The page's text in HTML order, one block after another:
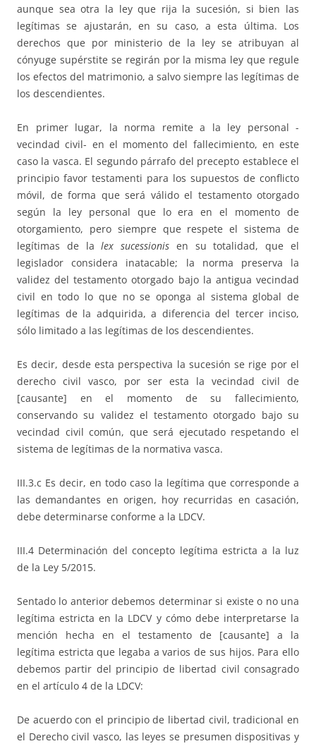
aunque sea otra la ley que rija la sucesión, si bien las
legítimas se ajustarán, en su caso, a esta última. Los
derechos que por ministerio de la ley se atribuyan al
cónyuge supérstite se regirán por la misma ley que regule
los efectos del matrimonio, a salvo siempre las legítimas de
los descendientes.
En primer lugar, la norma remite a la ley personal -
vecindad civil- en el momento del fallecimiento, en este
caso la vasca. El segundo párrafo del precepto establece el
principio favor testamenti para los supuestos de conflicto
móvil, de forma que será válido el testamento otorgado
según la ley personal que lo era en el momento de
otorgamiento, pero siempre que respete el sistema de
legítimas de lalex sucessionis en su totalidad, que el
legislador considera inatacable; la norma preserva la
validez del testamento otorgado bajo la antigua vecindad
civil en todo lo que no se oponga al sistema global de
legítimas de la adquirida, a diferencia del tercer inciso,
sólo limitado a las legítimas de los descendientes.
Es decir, desde esta perspectiva la sucesión se rige por el
derecho civil vasco, por ser esta la vecindad civil de
[causante] en el momento de su fallecimiento,
conservando su validez el testamento otorgado bajo su
vecindad civil común, que será ejecutado respetando el
sistema de legítimas de la normativa vasca.
III.3.c Es decir, en todo caso la legítima que corresponde a
las demandantes en origen, hoy recurridas en casación,
debe determinarse conforme a la LDCV.
III.4 Determinación del concepto legítima estricta a la luz
de la Ley 5/2015.
Sentado lo anterior debemos determinar si existe o no una
legítima estricta en la LDCV y cómo debe interpretarse la
mención hecha en el testamento de [causante] a la
legítima estricta que legaba a varios de sus hijos. Para ello
debemos partir del principio de libertad civil consagrado
en el artículo 4 de la LDCV:
De acuerdo con el principio de libertad civil, tradicional en
el Derecho civil vasco, las leyes se presumen dispositivas y